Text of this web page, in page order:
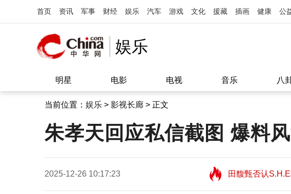
首页 资讯 军事 财经 娱乐 汽车 游戏 文化 援藏 插画 健康 公
娱乐
明星 电影 电视 音乐 八
当前位置： 娱乐 > 影视长廊 > 正文
朱孝天回应私信截图 爆料
2025-12-26 10:17:23
田馥甄否认
望11:08
田馥甄否认